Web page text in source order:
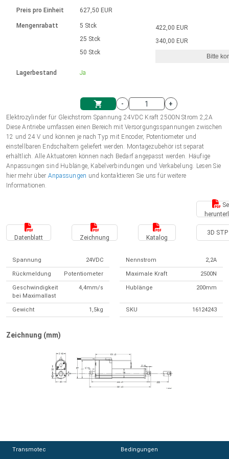
Einheitssystem
Einkaufswagen
Hubmagnete
230 - 50 Hz | 110 - 60 Hz
Drehzahlregelung für die AIS-Serie
Bürstenlose Gleichstrommotoren
mit Planetengetriebe und internem
Ø 28-42| 1-1400 rpm | <= 290Ncm
Bürstenlose DC Motor Controller
Gleichstrommotoren mit
Schneckengetriebe und Bürsten
Ø43-124mm | 31-425rpm | ≤ 41Nm
Treiber für Gleichstrommotoren mit
Synchron-Asynchron | für 1-4 Elektrozylinder
Synchron-Asynchron | für 1-4 Elektrozylinder
Français (EUR)
Polski (EUR)
Norsk (NOK)
Suomi (EUR)
Preis pro Einheit
Mengenrabatt
Lagerbestand
627,50 EUR
5 Stck
25 Stck
50 Stck
Ja
422,00 EUR
340,00 EUR
Bitte
-
+
Elektrozylinder für Gleichstrom Spannung 24VDC Kraft 2500N Strom 2,2A
Diese Antriebe umfassen einen Bereich mit Versorgungsspannungen zwischen
12 und 24 V und können je nach Typ mit Encoder, Potentiometer und
einstellbaren Endschaltern geliefert werden. Montagezubehör ist separat
erhältlich. Alle Aktuatoren können nach Bedarf angepasst werden. Häufige
Anpassungen sind Hublänge, Kabelverbindungen und Verkabelung. Lesen Sie
hier mehr über Anpassungen und kontaktieren Sie uns für weitere
Informationen.
Datenblatt Zeichnung Katalog
3D STP
Spannung 24VDC Nennstrom 2,2A
Rückmeldung Potentiometer Maximale Kraft 2500N
Geschwindigkeit
bei Maximallast
4,4mm/s Hublänge 200mm
Gewicht 1,5kg SKU 16124243
Zeichnung (mm)
Transmotec Bedingungen
Transmotec Bedingungen